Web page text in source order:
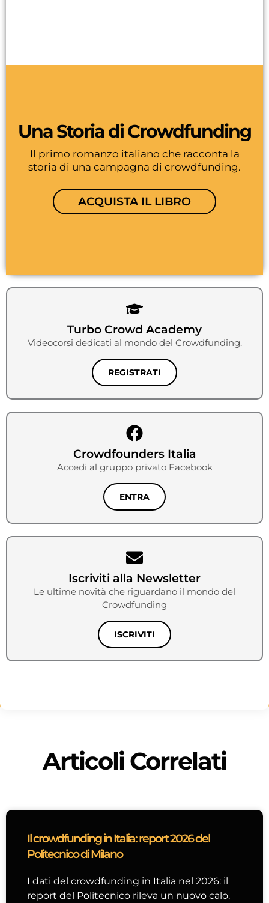
Una Storia di Crowdfunding
Il primo romanzo italiano che racconta la
storia di una campagna di crowdfunding.
ACQUISTA IL LIBRO
Turbo Crowd Academy
Videocorsi dedicati al mondo del Crowdfunding.
REGISTRATI
Crowdfounders Italia
Accedi al gruppo privato Facebook
ENTRA
Iscriviti alla Newsletter
Le ultime novità che riguardano il mondo del
Crowdfunding
ISCRIVITI
Articoli Correlati
Il crowdfunding in Italia: report 2026 del
Politecnico di Milano
I dati del crowdfunding in Italia nel 2026: il
report del Politecnico rileva un nuovo calo.